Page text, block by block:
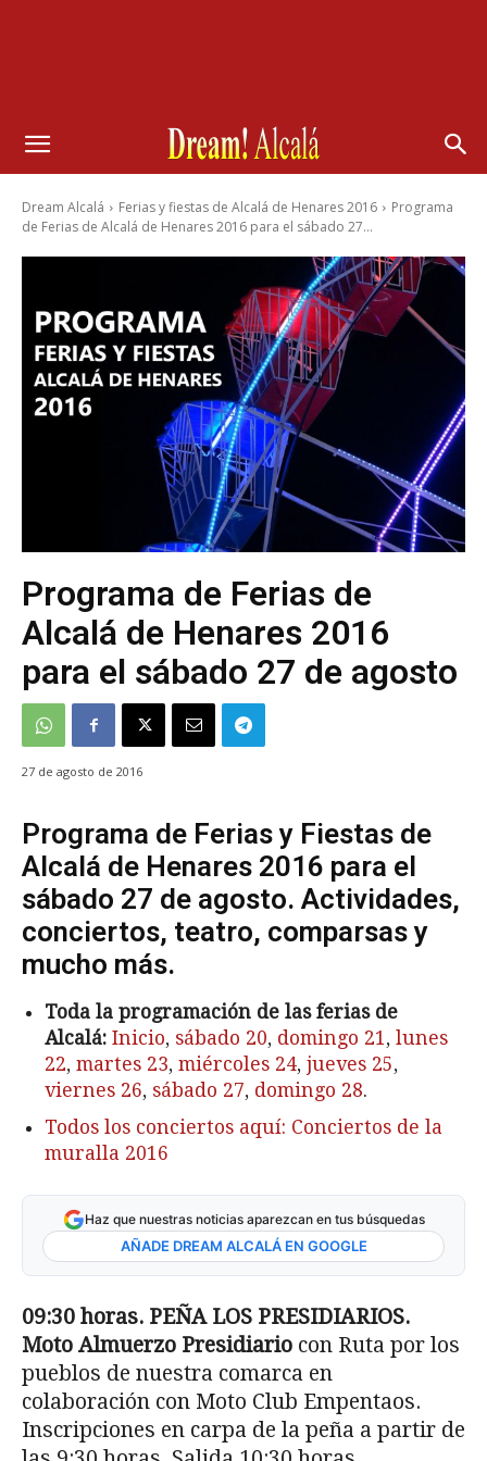
Dream Alcalá Ferias y fiestas de Alcalá de Henares 2016
Programa
de Ferias de Alcalá de Henares 2016 para el sábado 27...
Programa de Ferias de
Alcalá de Henares 2016
para el sábado 27 de agosto
27 de agosto de 2016
Programa de Ferias y Fiestas de
Alcalá de Henares 2016 para el
sábado 27 de agosto. Actividades,
conciertos, teatro, comparsas y
mucho más.
Toda la programación de las ferias de
Alcalá: Inicio, sábado 20, domingo 21, lunes
22, martes 23, miércoles 24, jueves 25,
viernes 26, sábado 27, domingo 28.
Todos los conciertos aquí: Conciertos de la
muralla 2016
Haz que nuestras noticias aparezcan en tus búsquedas
AÑADE DREAM ALCALÁ EN GOOGLE
09:30 horas. PEÑA LOS PRESIDIARIOS.
Moto Almuerzo Presidiario con Ruta por los
pueblos de nuestra comarca en
colaboración con Moto Club Empentaos.
Inscripciones en carpa de la peña a partir de